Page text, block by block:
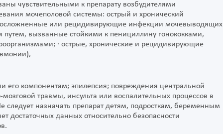
чувствительными к препарату возбудителями
мочеполовой системы: острый и хронический
осложненные или рецидивирующие инфекции мочевыводящих
вызванные стойкими к пенициллину гонококками,
· острые, хронические и рецидивирующие
его компонентам; эпилепсия; повреждения центральной
травмы, инсульта или воспалительных процессов в
следует назначать препарат детям, подросткам, беременным
данных относительно безопасности